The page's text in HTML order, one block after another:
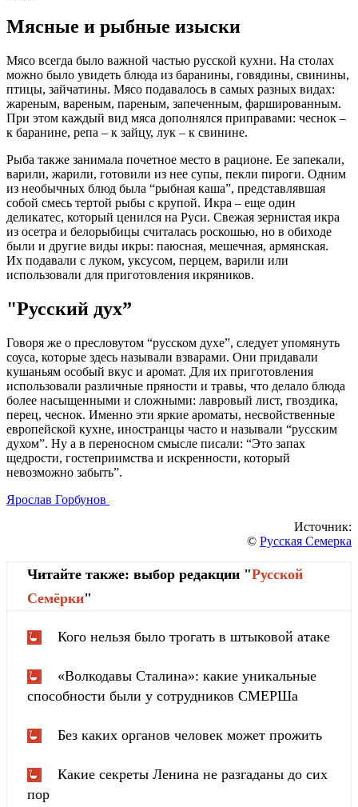
Мясные и рыбные изыски
Мясо всегда было важной частью русской кухни. На столах
можно было увидеть блюда из баранины, говядины, свинины,
птицы, зайчатины. Мясо подавалось в самых разных видах:
жареным, вареным, пареным, запеченным, фаршированным.
При этом каждый вид мяса дополнялся приправами: чеснок –
к баранине, репа – к зайцу, лук – к свинине.
Рыба также занимала почетное место в рационе. Ее запекали,
варили, жарили, готовили из нее супы, пекли пироги. Одним
из необычных блюд была “рыбная каша”, представлявшая
собой смесь тертой рыбы с крупой. Икра – еще один
деликатес, который ценился на Руси. Свежая зернистая икра
из осетра и белорыбицы считалась роскошью, но в обиходе
были и другие виды икры: паюсная, мешечная, армянская.
Их подавали с луком, уксусом, перцем, варили или
использовали для приготовления икряников.
"Русский дух”
Говоря же о пресловутом “русском духе”, следует упомянуть
соуса, которые здесь называли взварами. Они придавали
кушаньям особый вкус и аромат. Для их приготовления
использовали различные пряности и травы, что делало блюда
более насыщенными и сложными: лавровый лист, гвоздика,
перец, чеснок. Именно эти яркие ароматы, несвойственные
европейской кухне, иностранцы часто и называли “русским
духом”. Ну а в переносном смысле писали: “Это запах
щедрости, гостеприимства и искренности, который
невозможно забыть”.
Ярослав Горбунов
Источник:
© Русская Семерка
Читайте также: выбор редакции "Русской
Cемёрки"
Кого нельзя было трогать в штыковой атаке
«Волкодавы Сталина»: какие уникальные
способности были у сотрудников СМЕРШа
Без каких органов человек может прожить
Какие секреты Ленина не разгаданы до сих
пор